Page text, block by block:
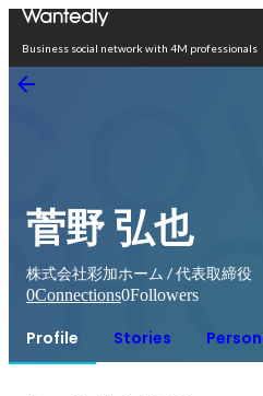
Business social network with 4M professionals
菅野 弘也
株式会社彩加ホーム / 代表取締役
0Connections0Followers
Profile Stories